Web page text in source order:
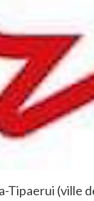
Tipaerui (ville